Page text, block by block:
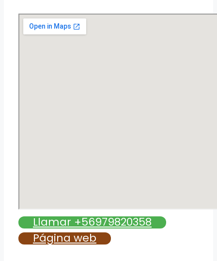
Llamar +56979820358
Página web